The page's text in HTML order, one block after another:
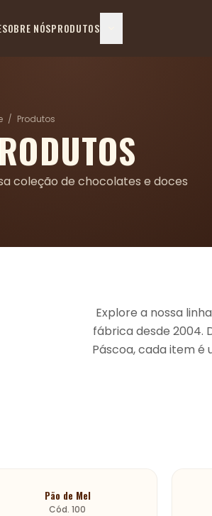
SOBRE NÓSPRODUTOS
/ Produtos
coleção de chocolates e doces
Explore a nossa
fábrica desde 2004.
Páscoa, cada item é
Pão de Mel
Cód. 100